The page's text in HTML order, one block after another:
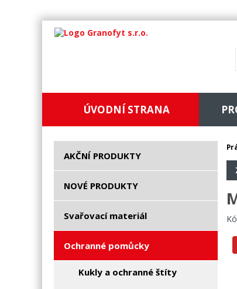
ÚVODNÍ STRANA
AKČNÍ PRODUKTY
NOVÉ PRODUKTY
Svařovací materiál
Ochranné pomůcky
Kukly a ochranné štíty